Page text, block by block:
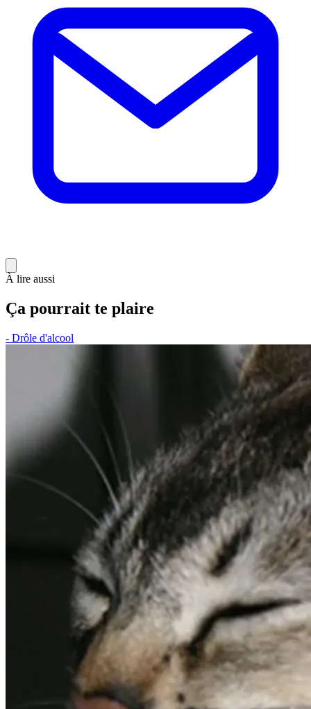
À lire aussi
Ça pourrait te plaire
- Drôle d'alcool